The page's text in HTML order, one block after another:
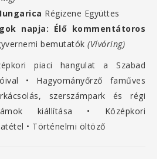
Régizene Együttes
napja: Élő kommentátoros
bemutatók (Vívóring)
piaci hangulat a Szabad
• Hagyományőrző faműves
szerszámpark és régi
kiállítása • Középkori
• Történelmi öltöző